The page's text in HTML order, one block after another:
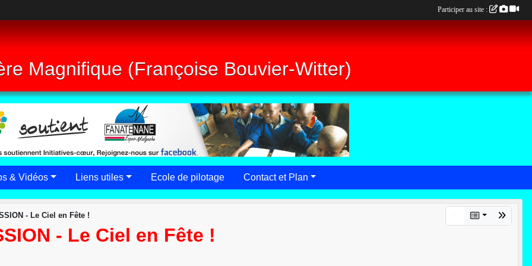
Magnifique (Françoise Bouvier-Witter)
& Vidéos Liens utiles Ecole de pilotage Contact et Plan
- Le Ciel en Fête !
- Le Ciel en Fête !
Participer au site :